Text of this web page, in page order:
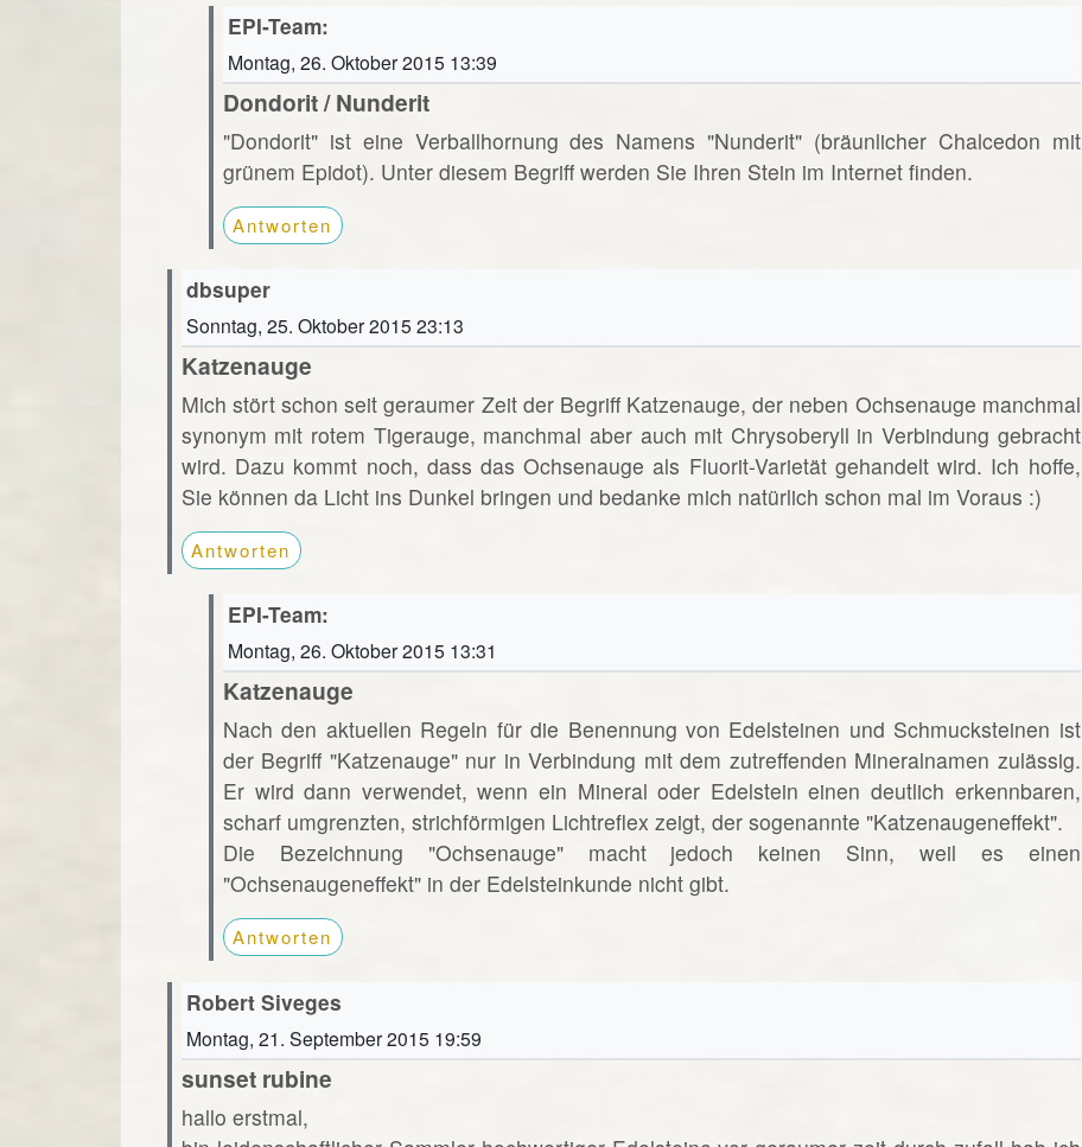
EPI-Team:
Montag, 26. Oktober 2015 13:39
Dondorit / Nunderit
"Dondorit" ist eine Verballhornung des Namens "Nunderit" (bräunlicher Chalcedon mit
grünem Epidot). Unter diesem Begriff werden Sie Ihren Stein im Internet finden.
Antworten
dbsuper
Sonntag, 25. Oktober 2015 23:13
Katzenauge
Mich stört schon seit geraumer Zeit der Begriff Katzenauge, der neben Ochsenauge manchmal
synonym mit rotem Tigerauge, manchmal aber auch mit Chrysoberyll in Verbindung gebracht
wird. Dazu kommt noch, dass das Ochsenauge als Fluorit-Varietät gehandelt wird. Ich hoffe,
Sie können da Licht ins Dunkel bringen und bedanke mich natürlich schon mal im Voraus :)
Antworten
EPI-Team:
Montag, 26. Oktober 2015 13:31
Katzenauge
Nach den aktuellen Regeln für die Benennung von Edelsteinen und Schmucksteinen ist
der Begriff "Katzenauge" nur in Verbindung mit dem zutreffenden Mineralnamen zulässig.
Er wird dann verwendet, wenn ein Mineral oder Edelstein einen deutlich erkennbaren,
scharf umgrenzten, strichförmigen Lichtreflex zeigt, der sogenannte "Katzenaugeneffekt".
Die Bezeichnung "Ochsenauge" macht jedoch keinen Sinn, weil es einen
"Ochsenaugeneffekt" in der Edelsteinkunde nicht gibt.
Antworten
Robert Siveges
Montag, 21. September 2015 19:59
sunset rubine
hallo erstmal,